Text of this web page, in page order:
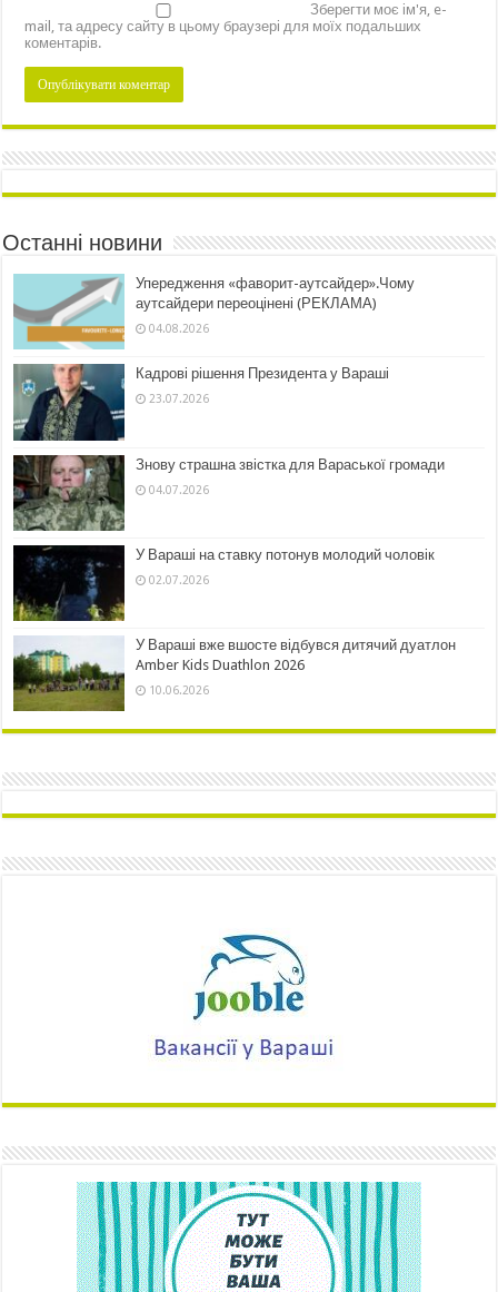
Зберегти моє ім'я, e-
mail, та адресу сайту в цьому браузері для моїх подальших
коментарів.
Останні новини
Упередження «фаворит-аутсайдер».Чому
аутсайдери переоцінені (РЕКЛАМА)
04.08.2026
Кадрові рішення Президента у Вараші
23.07.2026
Знову страшна звістка для Вараської громади
04.07.2026
У Вараші на ставку потонув молодий чоловік
02.07.2026
У Вараші вже вшосте відбувся дитячий дуатлон
Amber Kids Duathlon 2026
10.06.2026